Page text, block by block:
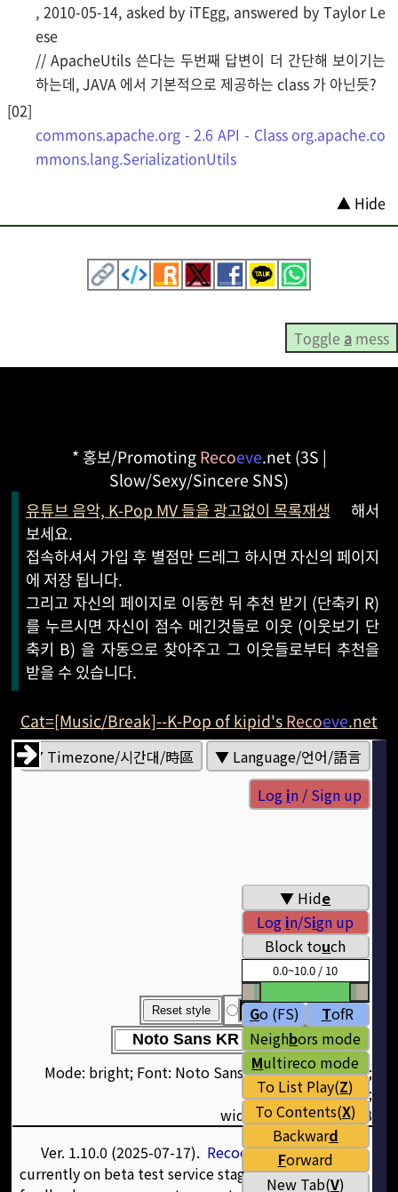
, 2010-05-14, asked by iTEgg, answered by Taylor Le
ese
// ApacheUtils 쓴다는 두번째 답변이 더 간단해 보이기는
하는데, JAVA 에서 기본적으로 제공하는 class 가 아닌듯?
commons.apache.org - 2.6 API - Class org.apache.co
mmons.lang.SerializationUtils
▲ Hide
Toggle a mess
* 홍보/PromotingRecoeve.net (3S |
Slow/Sexy/Sincere SNS)
유튜브 음악, K-Pop MV 들을 광고없이 목록재생 해서
보세요.
접속하셔서 가입 후 별점만 드레그 하시면 자신의 페이지
에 저장 됩니다.
그리고 자신의 페이지로 이동한 뒤 추천 받기 (단축키 R)
를 누르시면 자신이 점수 메긴것들로 이웃 (이웃보기 단
축키 B) 을 자동으로 찾아주고 그 이웃들로부터 추천을
받을 수 있습니다.
Cat=[Music/Break]--K-Pop of kipid'sRecoeve.net